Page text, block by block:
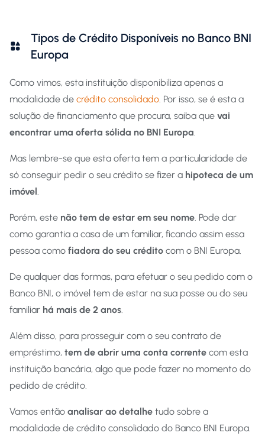
Tipos de Crédito Disponíveis no Banco BNI
Europa
Como vimos, esta instituição disponibiliza apenas a
modalidade de crédito consolidado . Por isso, se é esta a
solução de financiamento que procura, saiba que vai
encontrar uma oferta sólida no BNI Europa
Mas lembre-se que esta oferta tem a particularidade de
só conseguir pedir o seu crédito se fizer a hipoteca de um
imóvel
Porém, este não tem de estar em seu nome . Pode dar
como garantia a casa de um familiar, ficando assim essa
pessoa como fiadora do seu crédito com o BNI Europa.
De qualquer das formas, para efetuar o seu pedido com o
Banco BNI, o imóvel tem de estar na sua posse ou do seu
familiar há mais de 2 anos
Além disso, para prosseguir com o seu contrato de
empréstimo, tem de abrir uma conta corrente com esta
instituição bancária, algo que pode fazer no momento do
pedido de crédito.
Vamos então analisar ao detalhe tudo sobre a
modalidade de crédito consolidado do Banco BNI Europa.